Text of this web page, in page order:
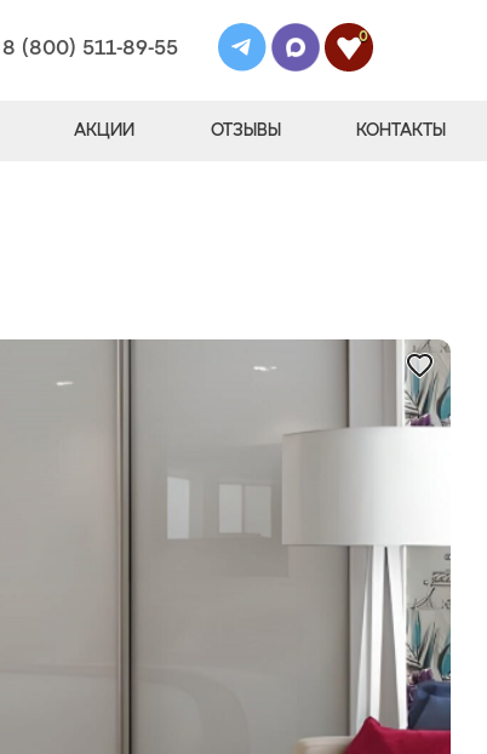
8 (800) 511-89-55
0
АКЦИИ ОТЗЫВЫ КОНТАКТЫ